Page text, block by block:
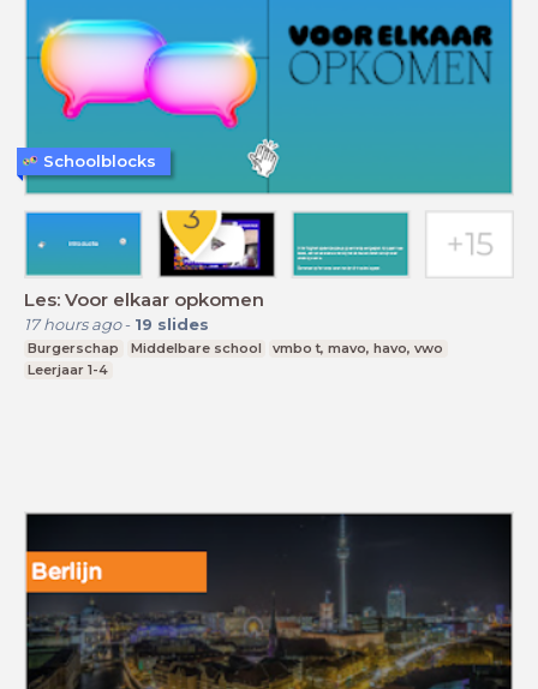
Les: Voor elkaar opkomen
17 hours ago- 19 slides
Burgerschap Middelbare school
vmbo t, mavo, havo, vwo
Leerjaar 1-4
Schoolblocks